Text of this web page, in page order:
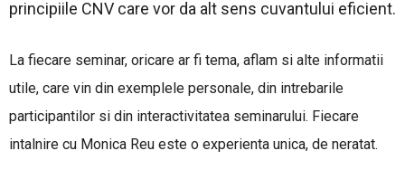
principiile CNV care vor da alt sens cuvantului eficient.
La fiecare seminar, oricare ar fi tema, aflam si alte informatii
utile, care vin din exemplele personale, din intrebarile
participantilor si din interactivitatea seminarului. Fiecare
intalnire cu Monica Reu este o experienta unica, de neratat.